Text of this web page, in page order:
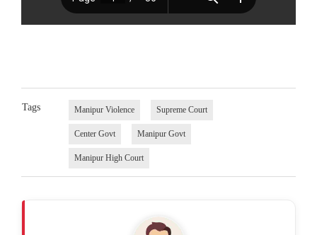
Tags Manipur Violence Supreme Court
Center Govt Manipur Govt
Manipur High Court